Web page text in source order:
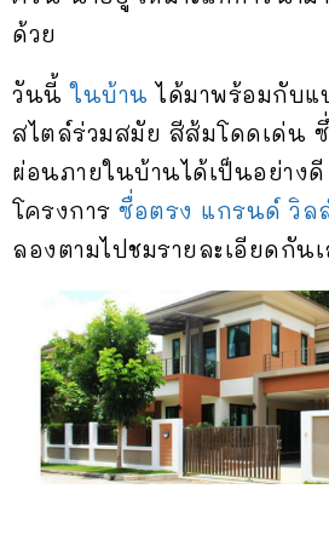
ด้วย
วันนี้ในบ้าน ได้มาพร้อมกับ
สไตล์ร่วมสมัย สีส้มโดดเด่น
ผ่อนภายในบ้านได้เป็นอย่าง
โครงการ ซื่อตรง แกรนด์ วิล
ลองตามไปชมรายละเอียดกัน